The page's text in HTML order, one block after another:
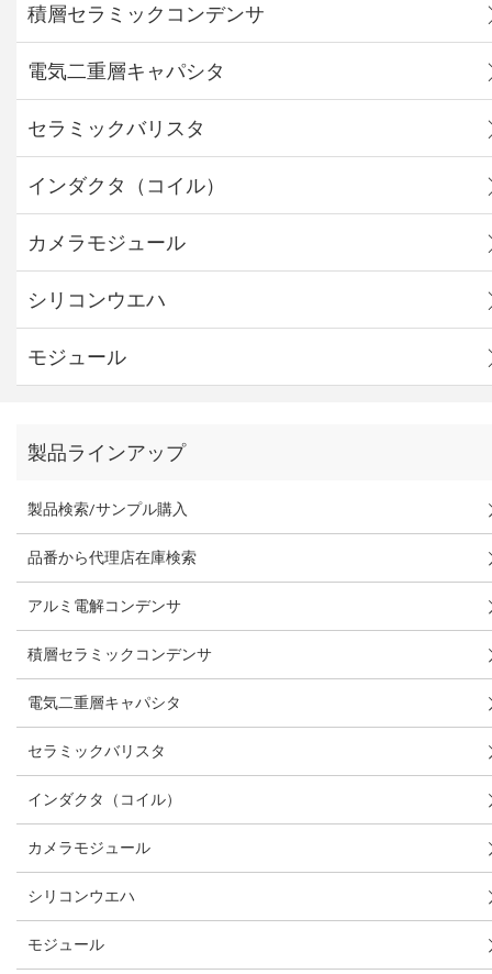
積層セラミックコンデンサ
電気二重層キャパシタ
セラミックバリスタ
インダクタ（コイル）
カメラモジュール
シリコンウエハ
モジュール
製品ラインアップ
製品検索/サンプル購入
品番から代理店在庫検索
アルミ電解コンデンサ
積層セラミックコンデンサ
電気二重層キャパシタ
セラミックバリスタ
インダクタ（コイル）
カメラモジュール
シリコンウエハ
モジュール